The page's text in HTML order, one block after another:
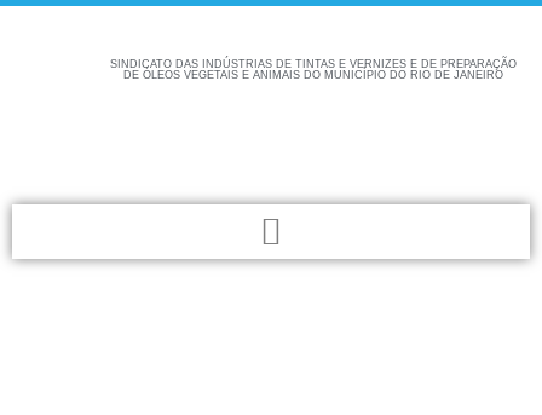
SINDICATO DAS INDÚSTRIAS DE TINTAS E VERNIZES E DE PREPARAÇÃO
DE ÓLEOS VEGETAIS E ANIMAIS DO MUNICÍPIO DO RIO DE JANEIRO